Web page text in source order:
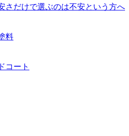
ニ
さだけで選ぶのは不安という方へ
料
コート